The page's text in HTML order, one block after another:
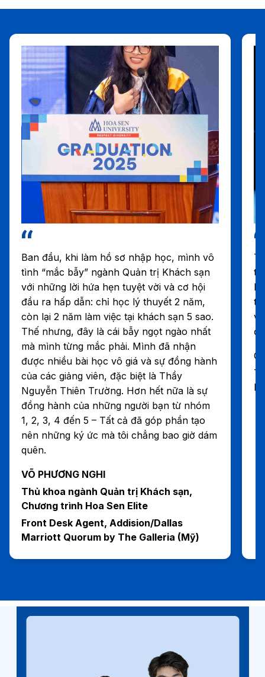
Ban đầu, khi làm hồ sơ nhập học, mình vô
tình “mắc bẫy” ngành Quản trị Khách sạn
với những lời hứa hẹn tuyệt vời và cơ hội
đầu ra hấp dẫn: chỉ học lý thuyết 2 năm,
còn lại 2 năm làm việc tại khách sạn 5 sao.
Thế nhưng, đây là cái bẫy ngọt ngào nhất
mà mình từng mắc phải. Mình đã nhận
được nhiều bài học vô giá và sự đồng hành
của các giảng viên, đặc biệt là Thầy
Nguyễn Thiên Trường. Hơn hết nữa là sự
đồng hành của những người bạn từ nhóm
1, 2, 3, 4 đến 5 – Tất cả đã góp phần tạo
nên những ký ức mà tôi chẳng bao giờ dám
quên.
VÕ PHƯƠNG NGHI
Thủ khoa ngành Quản trị Khách sạn,
Chương trình Hoa Sen Elite
Front Desk Agent, Addision/Dallas
Marriott Quorum by The Galleria (Mỹ)